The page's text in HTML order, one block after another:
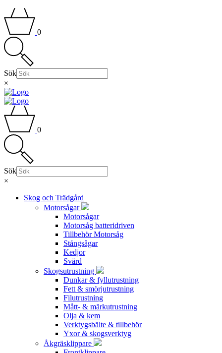
0
Sök
×
0
Sök
×
Skog och Trädgård
Motorsågar
Motorsågar
Motorsåg batteridriven
Tillbehör Motorsåg
Stångsågar
Kedjor
Svärd
Skogsutrustning
Dunkar & fyllutrustning
Fett & smörjutrustning
Filutrustning
Mått- & märkutrustning
Olja & kem
Verktygsbälte & tillbehör
Yxor & skogsverktyg
Åkgräsklippare